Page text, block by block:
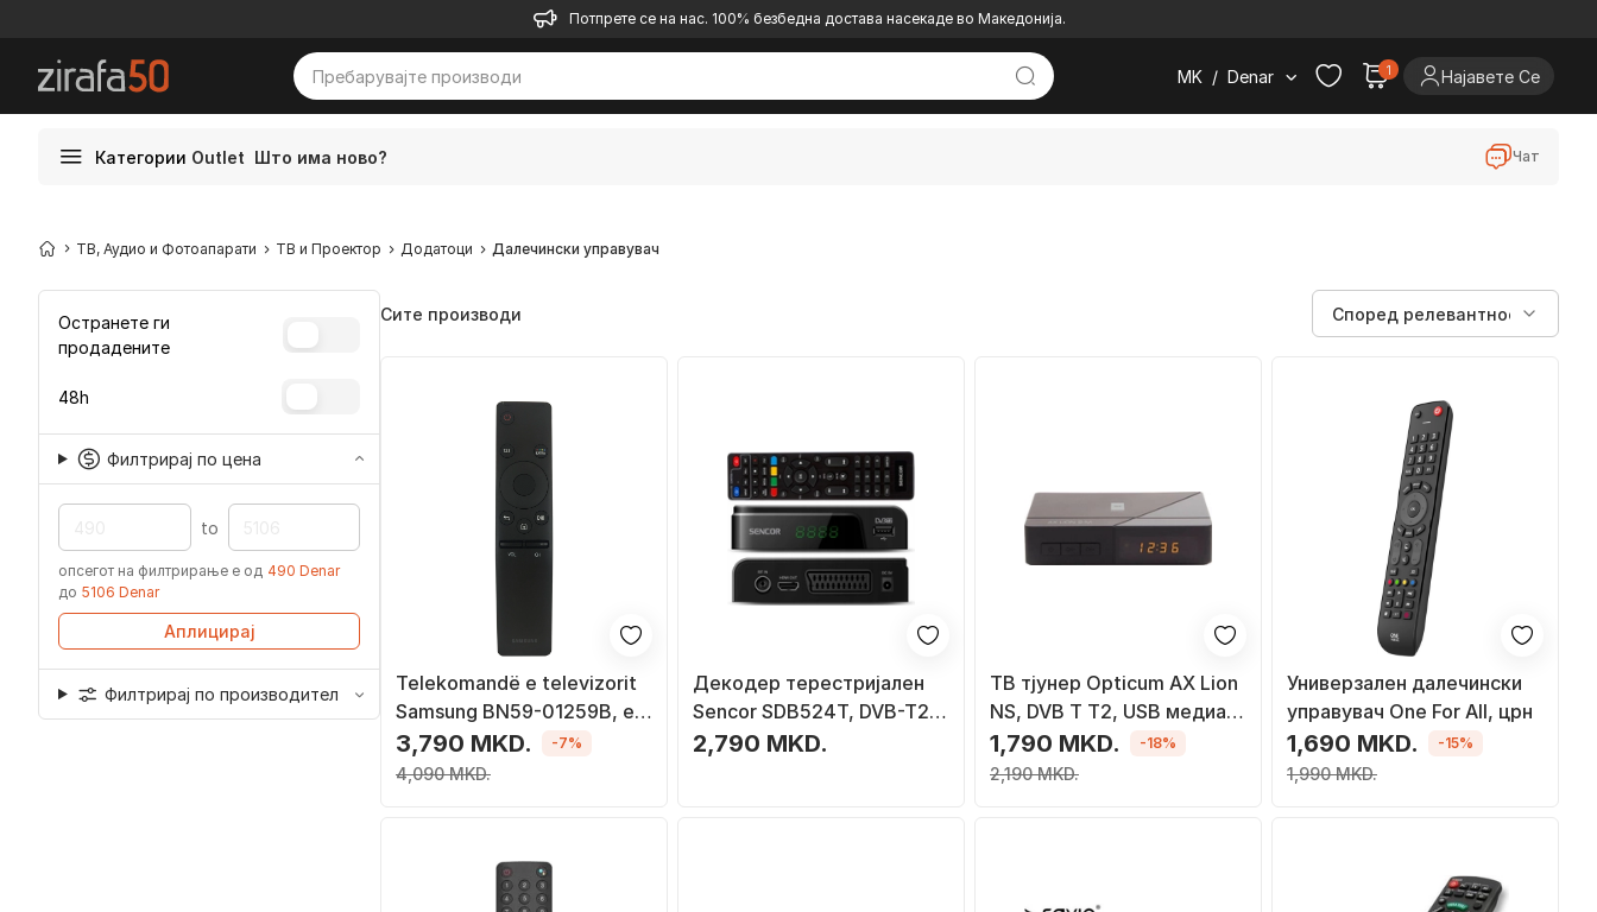
Потпрете се на нас. 100% безбедна достава насекаде во Македонија.
MK / Denar 1 Најавете Се
Категории Outlet Што има ново? Чат
ТВ, Аудио и Фотоапарати ТВ и Проектор Додатоци Далечински управувач
Остранете ги
продадените
48h
Филтрирај по цена
to
опсегот на филтрирање е од 490 Denar
до 5106 Denar
Аплицирај
Филтрирај по производител
Сите производи
Telekomandë e televizorit
Samsung BN59-01259B, e
zezë
3,790 MKD.
4,090 MKD.
-7%
Декодер терестријален
Sencor SDB524T, DVB-T2
H.265 HEVC, USB HDMI, сет
2,790 MKD.
TВ тјунер Opticum AX Lion
NS, DVB T T2, USB медиа,
црн
1,790 MKD.
2,190 MKD.
-18%
Универзален далечински
управувач One For All, црн
1,690 MKD.
1,990 MKD.
-15%